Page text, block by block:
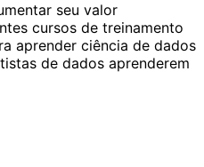
seu valor
cursos de treinamento
aprender ciência de dados
de dados aprenderem